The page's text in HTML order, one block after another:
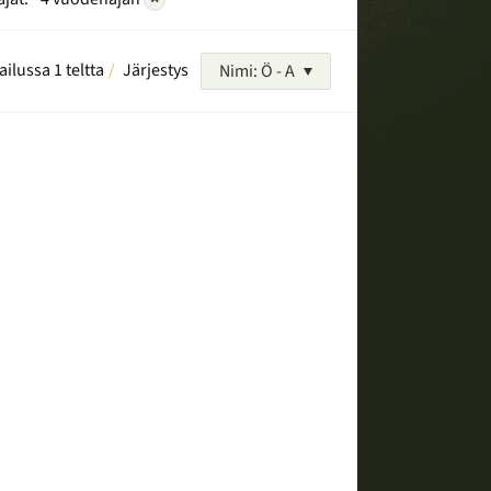
1 teltta Järjestys Nimi: Ö - A